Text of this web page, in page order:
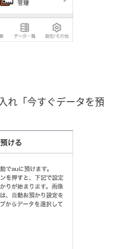
れ「今すぐデータを預